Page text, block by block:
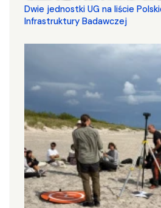
Dwie jednostki UG na liście
Infrastruktury Badawczej